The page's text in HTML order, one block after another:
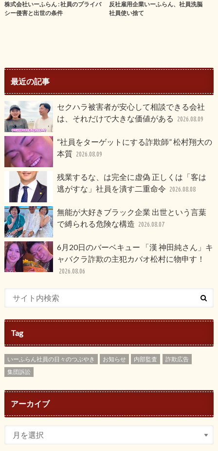
株式会社いーふらん : 社員のプライバ
シー侵害と出世の条件
反社雇用企業いーふらん、社員洗脳
社員使い捨て
最近の記事
セクハラ被害者が安心して相談できる会社
は、それだけで大きな価値がある
2026.08.09
“社員をターゲットにする詐欺師” 松村翔大の
本質 2026.08.09
残業するな、は完全に虚偽 正しくは「客は
逃がすな」社員を潰す二重命令 2026.08.08
無能が大好きブラック企業 出世という言葉
で縛られる危険な構造 2026.08.07
6月20日のバーベキュー 「漢 神田純さん」キ
ャバクラ詐欺の主犯カバオ松村に物申す！
2026.08.06
Tag
いーふらん社員の日々のつぶやき お知らせ 内部監査
詐欺広告
集団訴訟
アーカイブ